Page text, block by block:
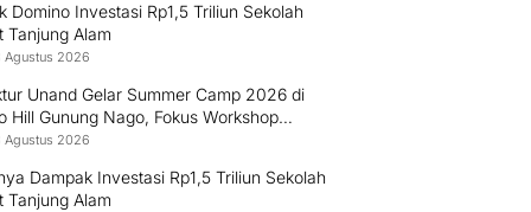
Domino Investasi Rp1,5 Triliun Sekolah
Tanjung Alam
Agustus 2026
Unand Gelar Summer Camp 2026 di
Hill Gunung Nago, Fokus Workshop
Bambu dan Huntap Kayu
Agustus 2026
Dampak Investasi Rp1,5 Triliun Sekolah
Tanjung Alam